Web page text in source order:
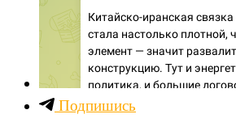
Подпишись